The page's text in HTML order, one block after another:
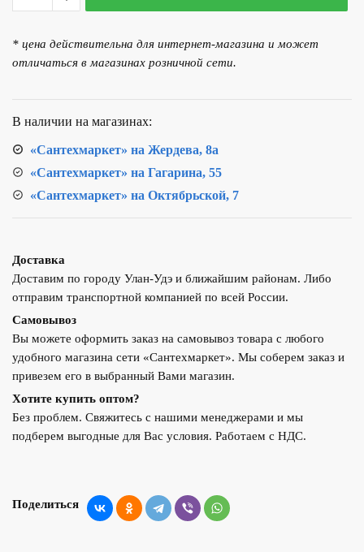
Мойка
01
Круглая
* цена действительна для интернет-магазина и может
отличаться в магазинах розничной сети.
В наличии на магазинах:
«Сантехмаркет» на Жердева, 8а
«Сантехмаркет» на Гагарина, 55
«Сантехмаркет» на Октябрьской, 7
Доставка
Доставим по городу Улан-Удэ и ближайшим районам. Либо
отправим транспортной компанией по всей России.
Самовывоз
Вы можете оформить заказ на самовывоз товара с любого
удобного магазина сети «Сантехмаркет». Мы соберем заказ и
привезем его в выбранный Вами магазин.
Хотите купить оптом?
Без проблем. Свяжитесь с нашими менеджерами и мы
подберем выгодные для Вас условия. Работаем с НДС.
Поделиться